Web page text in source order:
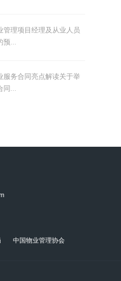
管理项目经理及从业人员
预...
服务合同亮点解读关于举
同...
中国物业管理协会